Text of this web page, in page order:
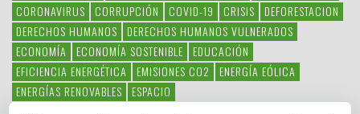
CORONAVIRUS
CORRUPCIÓN COVID-19 CRISIS
DEFORESTACION
DERECHOS HUMANOS
DERECHOS HUMANOS VULNERADOS
ECONOMÍA
ECONOMÍA SOSTENIBLE
EDUCACIÓN
EFICIENCIA ENERGÉTICA
EMISIONES CO2
ENERGÍA EÓLICA
ENERGÍAS RENOVABLES
ESPACIO